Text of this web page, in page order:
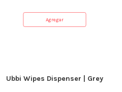
Agregar
Ubbi Wipes Dispenser | Grey